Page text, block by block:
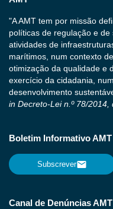
"A AMT tem por missão
políticas de regulação e
atividades de
marítimos, num contexto
otimização da qualidade e
exercício da cidadania,
desenvolvimento
in Decreto-Lei n.º 78/2014,
Boletim Informativo AMT
Subscrever
Canal de Denúncias AMT